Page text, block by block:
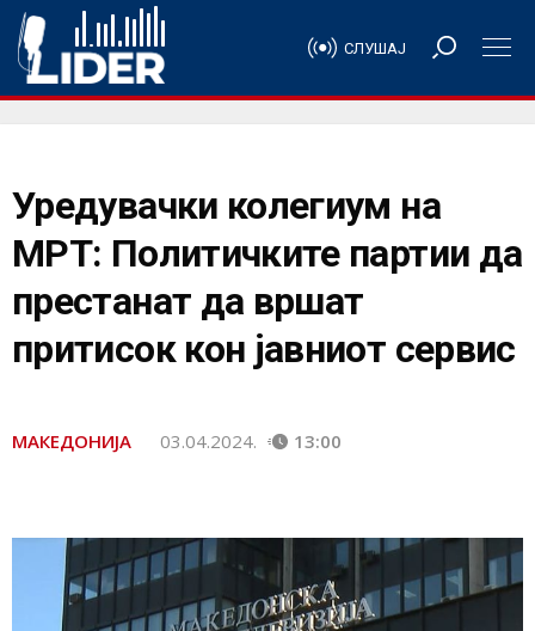
СЛУШАЈ
Уредувачки колегиум на
МРТ: Политичките партии да
престанат да вршат
притисок кон јавниот сервис
МАКЕДОНИЈА 03.04.2024. 13:00